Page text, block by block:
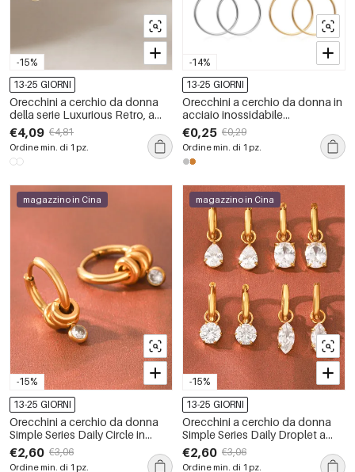
-15%
13-25 GIORNI
Orecchini a cerchio da donna
della serie Luxurious Retro, a
forma triangolare irregolare, in
acciaio inossidabile,
impermeabili, color oro.
€4,09 €4,81
Ordine min. di 1 pz.
-14%
13-25 GIORNI
Orecchini a cerchio da donna in
acciaio inossidabile
impermeabile color oro
€0,25 €0,29
Ordine min. di 1 pz.
-15%
magazzino in Cina
13-25 GIORNI
Orecchini a cerchio da donna
Simple Series Daily Circle in
acciaio inossidabile
impermeabile color oro con
€2,60 €3,06
Ordine min. di 1 pz.
-15%
magazzino in Cina
13-25 GIORNI
Orecchini a cerchio da donna
Simple Series Daily Droplet a
forma di goccia ellittica in
acciaio inossidabile
€2,60 €3,06
Ordine min. di 1 pz.